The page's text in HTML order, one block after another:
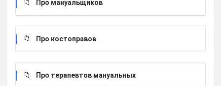
Про мануальщиков
Про костоправов
Про терапевтов мануальных